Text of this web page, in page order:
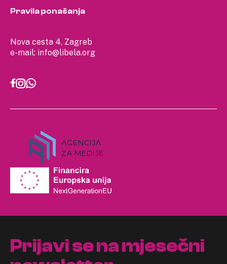
Nova cesta 4, Zagreb
e-mail: info@libela.org
Pravila ponašanja
Prijavi se na mjesečni